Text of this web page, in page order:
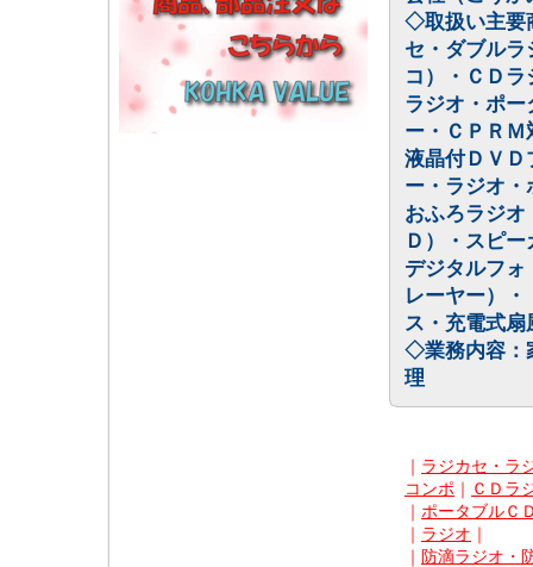
◇取扱い主要
セ・ダブル
コ）・ＣＤ
ラジオ・ポ
ー・ＣＰＲ
液晶付ＤＶＤ
ー・ラジオ
おふろラジ
Ｄ）・スピ
デジタルフ
レーヤー）
ス・充電式
◇業務内容
理
｜ ラジカセ・ラ
コンポ ｜ ＣＤラ
｜ ポータブルＣ
｜ ラジオ ｜
｜ 防滴ラジオ・